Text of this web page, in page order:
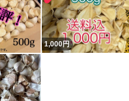
1,000円